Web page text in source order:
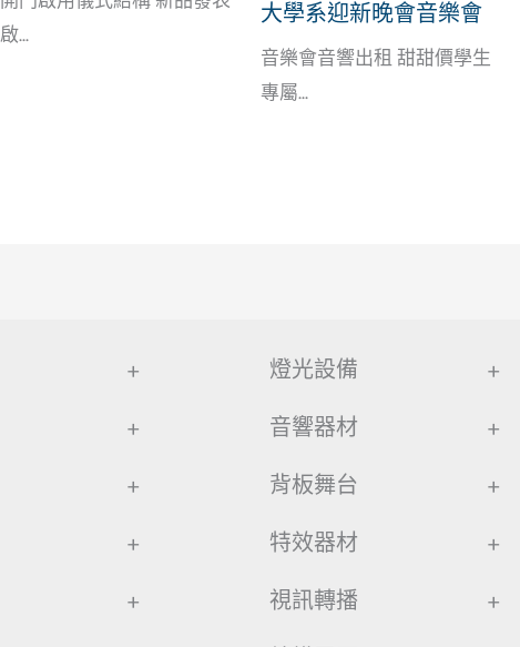
啟...
大學系迎新晚會音樂會
音樂會音響出租 甜甜價學生
專屬...
+
+
+
+
+
燈光設備 +
音響器材 +
背板舞台 +
特效器材 +
視訊轉播 +